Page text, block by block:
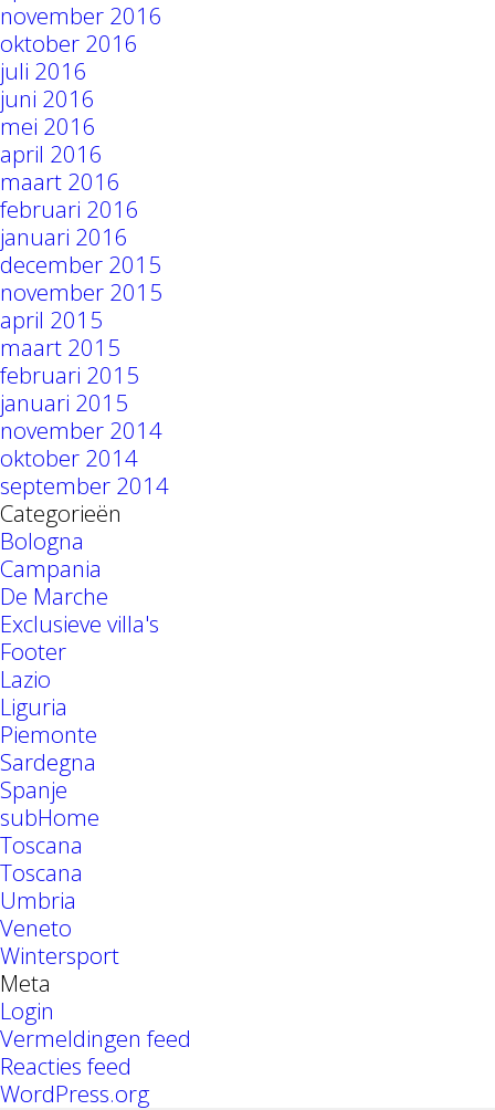
november 2016
oktober 2016
juli 2016
juni 2016
mei 2016
april 2016
maart 2016
februari 2016
januari 2016
december 2015
november 2015
april 2015
maart 2015
februari 2015
januari 2015
november 2014
oktober 2014
september 2014
Categorieën
Bologna
Campania
De Marche
Exclusieve villa's
Footer
Lazio
Liguria
Piemonte
Sardegna
Spanje
subHome
Toscana
Toscana
Umbria
Veneto
Wintersport
Meta
Login
Vermeldingen feed
Reacties feed
WordPress.org